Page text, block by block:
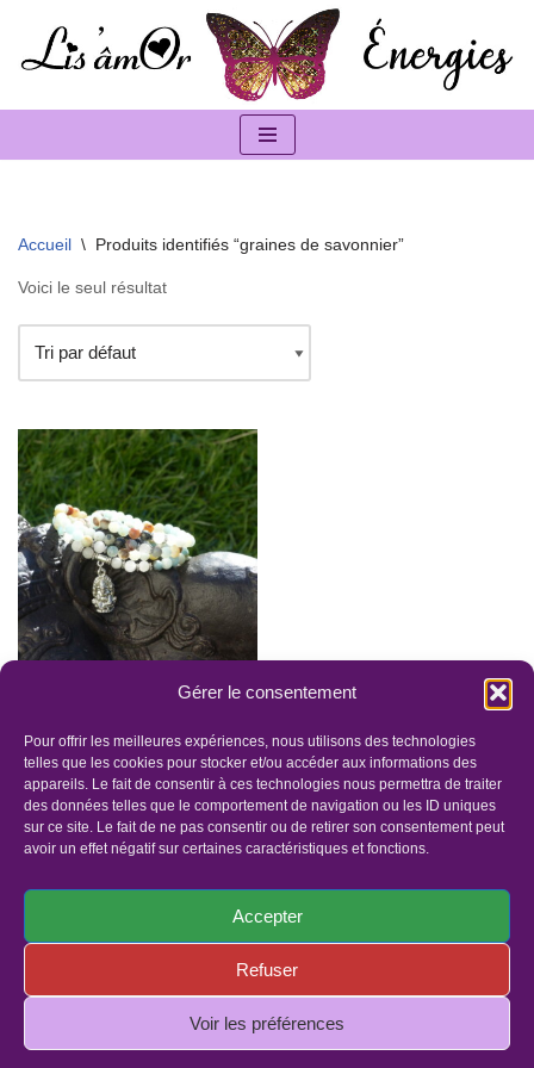
Gérer le consentement
Pour offrir les meilleures expériences, nous utilisons des technologies
telles que les cookies pour stocker et/ou accéder aux informations des
appareils. Le fait de consentir à ces technologies nous permettra de traiter
des données telles que le comportement de navigation ou les ID uniques
sur ce site. Le fait de ne pas consentir ou de retirer son consentement peut
avoir un effet négatif sur certaines caractéristiques et fonctions.
Accepter
Refuser
Voir les préférences
Aller
Accueil \ Produits identifiés “graines de savonnier”
Voici le seul résultat
INTENTIONNELLE
ENERGETIQUE
54.00 – 72.00
Politique de confidentialité
Politique de cookies (UE)